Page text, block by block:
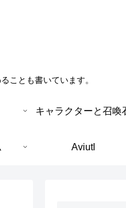
ことも書いています。
キャラクターと召喚
Aviutl